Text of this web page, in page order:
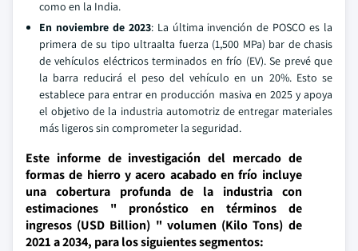
como en la India.
En noviembre de 2023: La última invención de POSCO es la
primera de su tipo ultraalta fuerza (1,500 MPa) bar de chasis
de vehículos eléctricos terminados en frío (EV). Se prevé que
la barra reducirá el peso del vehículo en un 20%. Esto se
establece para entrar en producción masiva en 2025 y apoya
el objetivo de la industria automotriz de entregar materiales
más ligeros sin comprometer la seguridad.
Este informe de investigación del mercado de
formas de hierro y acero acabado en frío incluye
una cobertura profunda de la industria con
estimaciones " pronóstico en términos de
ingresos (USD Billion) " volumen (Kilo Tons) de
2021 a 2034, para los siguientes segmentos: